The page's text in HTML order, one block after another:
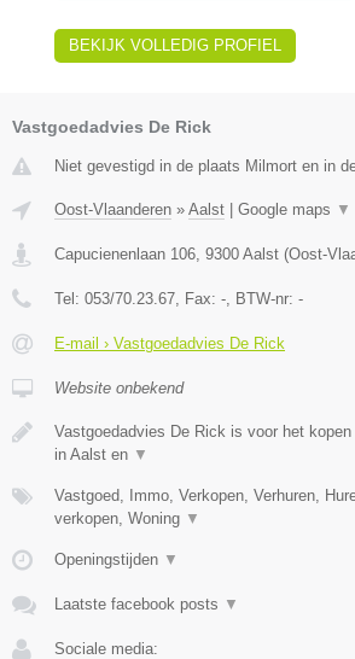
BEKIJK VOLLEDIG PROFIEL
Vastgoedadvies De Rick
Niet gevestigd in de plaats Milmort en in
Oost-Vlaanderen » Aalst Google maps ▼
Capucienenlaan 106 9300 Aalst (Oost-
Tel: 053/70.23.67 , Fax: - , BTW-nr: -
E-mail › Vastgoedadvies De Rick
Website onbekend
Vastgoedadvies De Rick is voor het
in Aalst en ▼
Vastgoed, Immo, Verkopen, Verhuren,
verkopen, Woning ▼
Openingstijden ▼
Laatste facebook posts ▼
Sociale media: